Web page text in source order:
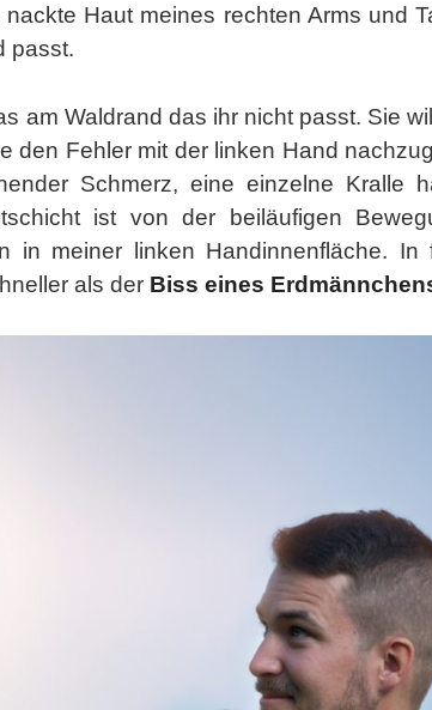
Haut meines rechten Arms und
passt.
am Waldrand das ihr nicht passt. Sie
den Fehler mit der linken Hand
Schmerz, eine einzelne Kralle
ist von der beiläufigen
in meiner linken Handinnenfläche.
als der Biss eines